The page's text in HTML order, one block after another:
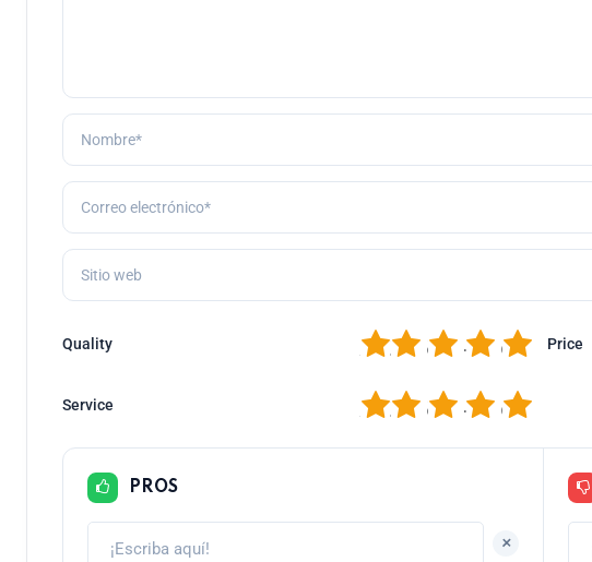
Quality 5
4
3
2 Price
Service 5
4
3
2
PROS
+